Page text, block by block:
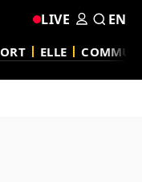
ELLE
LIVE EN